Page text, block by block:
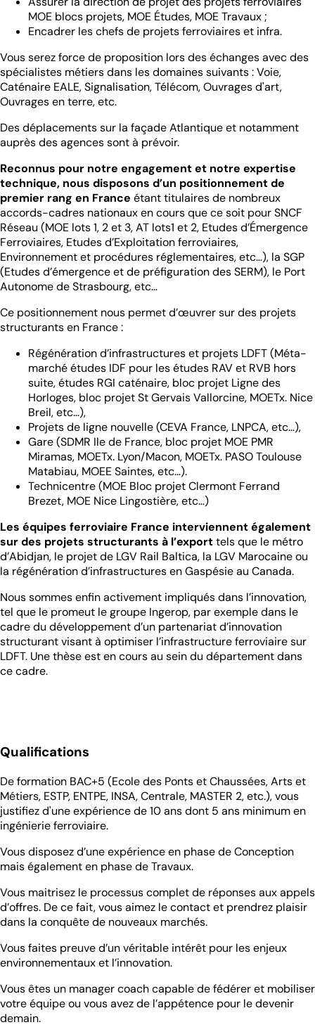
MOE blocs projets, MOE Études, MOE Travaux ;
Encadrer les chefs de projets ferroviaires et infra.
Vous serez force de proposition lors des échanges avec des
spécialistes métiers dans les domaines suivants : Voie,
Caténaire EALE, Signalisation, Télécom, Ouvrages d'art,
Ouvrages en terre, etc.
Des déplacements sur la façade Atlantique et notamment
auprès des agences sont à prévoir.
Reconnus pour notre engagement et notre expertise
technique, nous disposons d’un positionnement de
premier rang en France étant titulaires de nombreux
accords-cadres nationaux en cours que ce soit pour SNCF
Réseau (MOE lots 1, 2 et 3, AT lots1 et 2, Etudes d’Émergence
Ferroviaires, Etudes d’Exploitation ferroviaires,
Environnement et procédures réglementaires, etc…), la SGP
(Etudes d’émergence et de préfiguration des SERM), le Port
Autonome de Strasbourg, etc…
Ce positionnement nous permet d’œuvrer sur des projets
structurants en France :
Régénération d’infrastructures et projets LDFT (Méta-
marché études IDF pour les études RAV et RVB hors
suite, études RGI caténaire, bloc projet Ligne des
Horloges, bloc projet St Gervais Vallorcine, MOETx. Nice
Breil, etc…),
Projets de ligne nouvelle (CEVA France, LNPCA, etc…),
Gare (SDMR Ile de France, bloc projet MOE PMR
Miramas, MOETx. Lyon/Macon, MOETx. PASO Toulouse
Matabiau, MOEE Saintes, etc…).
Technicentre (MOE Bloc projet Clermont Ferrand
Brezet, MOE Nice Lingostière, etc…)
Les équipes ferroviaire France interviennent également
sur des projets structurants à l’exporttels que le métro
d’Abidjan, le projet de LGV Rail Baltica, la LGV Marocaine ou
la régénération d’infrastructures en Gaspésie au Canada.
Nous sommes enfin activement impliqués dans l’innovation,
tel que le promeut le groupe Ingerop, par exemple dans le
cadre du développement d’un partenariat d’innovation
structurant visant à optimiser l’infrastructure ferroviaire sur
LDFT. Une thèse est en cours au sein du département dans
ce cadre.
Qualifications
De formation BAC+5 (Ecole des Ponts et Chaussées, Arts et
Métiers, ESTP, ENTPE, INSA, Centrale, MASTER 2, etc.), vous
justifiez d'une expérience de 10 ans dont 5 ans minimum en
ingénierie ferroviaire.
Vous disposez d’une expérience en phase de Conception
mais également en phase de Travaux.
Vous maitrisez le processus complet de réponses aux appels
d’offres. De ce fait, vous aimez le contact et prendrez plaisir
dans la conquête de nouveaux marchés.
Vous faites preuve d’un véritable intérêt pour les enjeux
environnementaux et l’innovation.
Vous êtes un manager coach capable de fédérer et mobiliser
votre équipe ou vous avez de l’appétence pour le devenir
demain.